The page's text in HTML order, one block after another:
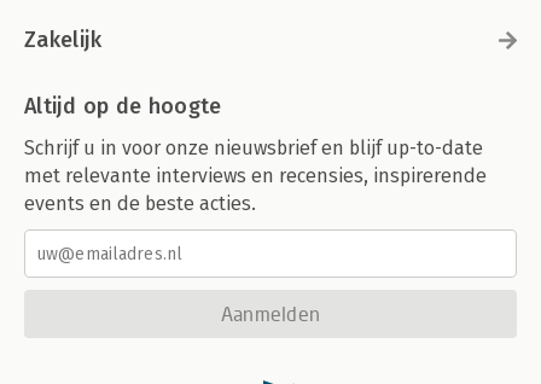
Zakelijk
Altijd op de hoogte
Schrijf u in voor onze nieuwsbrief en blijf up-to-date
met relevante interviews en recensies, inspirerende
events en de beste acties.
Aanmelden